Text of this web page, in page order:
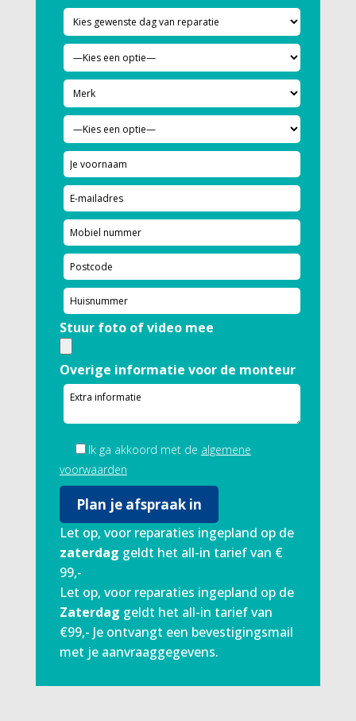
Stuur foto of video mee
Overige informatie voor de monteur
Ik ga akkoord met de algemene
voorwaarden
Let op, voor reparaties ingepland op de
zaterdag geldt het all-in tarief van €
99,-
Let op, voor reparaties ingepland op de
Zaterdag geldt het all-in tarief van
€99,- Je ontvangt een bevestigingsmail
met je aanvraaggegevens.